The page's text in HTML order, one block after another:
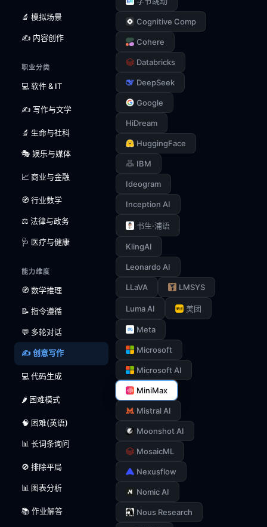
🔬 模拟场景
✍️ 内容创作
职业分类
💻 软件 & IT
✍️ 写作与文学
🔬 生命与社科
🎭 娱乐与媒体
📈 商业与金融
🧭 行业数学
⚖️ 法律与政务
🩺 医疗与健康
能力维度
🧭 数学推理
📝 指令遵循
💬 多轮对话
✍️ 创意写作
💻 代码生成
🌶️ 困难模式
🧠 困难(英语)
📊 长词条询问
🚫 排除平局
📊 图表分析
📚 作业解答
Cognitive Comp
Cohere
Databricks
DeepSeek
Google
HiDream
HuggingFace
IBM
Ideogram
Inception AI
书生·浦语
KlingAI
Leonardo AI
LLaVA LMSYS
Luma AI 美团
Meta
Microsoft
Microsoft AI
MiniMax
Mistral AI
Moonshot AI
MosaicML
Nexusflow
Nomic AI
Nous Research